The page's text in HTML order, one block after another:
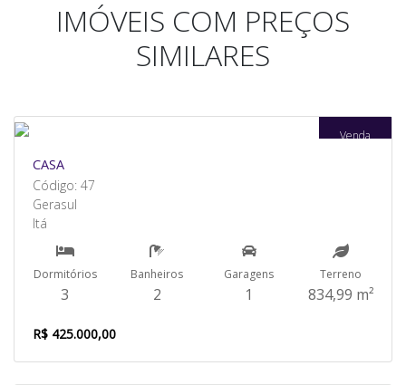
IMÓVEIS COM PREÇOS
SIMILARES
Venda
CASA
Código: 47
Gerasul
Itá
Dormitórios
3
Banheiros
2
Garagens
1
Terreno
834,99 m²
R$ 425.000,00